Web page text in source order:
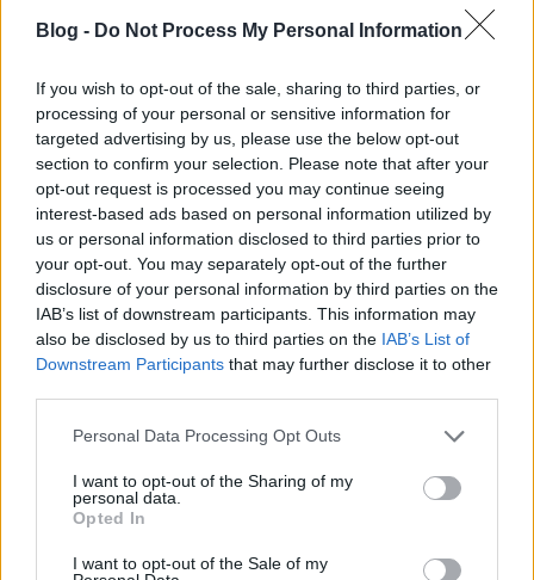
Blog - Do Not Process My Personal Information
If you wish to opt-out of the sale, sharing to third parties, or
processing of your personal or sensitive information for
targeted advertising by us, please use the below opt-out
section to confirm your selection. Please note that after your
opt-out request is processed you may continue seeing
interest-based ads based on personal information utilized by
us or personal information disclosed to third parties prior to
your opt-out. You may separately opt-out of the further
disclosure of your personal information by third parties on the
IAB’s list of downstream participants. This information may
also be disclosed by us to third parties on the IAB’s List of
Downstream Participants that may further disclose it to other
Please note that this website/app uses one or more Google
not limited to your visit or usage behaviour. You may click to
grant or deny consent to Google and its third-party tags to
use your data for below specified purposes in below Google
consent section.
Personal Data Processing Opt Outs
I want to opt-out of the Sharing of my
personal data.
Opted In
I want to opt-out of the Sale of my
Megyeri Szabolcs• 2011. augusztus 13.
Augusztus 11-én a Zuglói Polgárőrség Laky Adolf
utcai Székházánál tartottuk a Virágzó Zugló
Program soron következő állomását. A kerületben
hosszú évek óta eredményes és hatékony
bűnmegelőzési és közbiztonsági szolgálatot is ellátó
Polgárőrség a kötelezően…